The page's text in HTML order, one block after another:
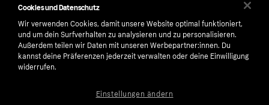
Cookies und Datenschutz
Wir verwenden Cookies, damit unsere Website optimal funktioniert,
und um dein Surfverhalten zu analysieren und zu personalisieren.
Außerdem teilen wir Daten mit unseren Werbepartner:innen. Du
kannst deine Präferenzen jederzeit verwalten oder deine Einwilligung
widerrufen.
Einstellungen ändern